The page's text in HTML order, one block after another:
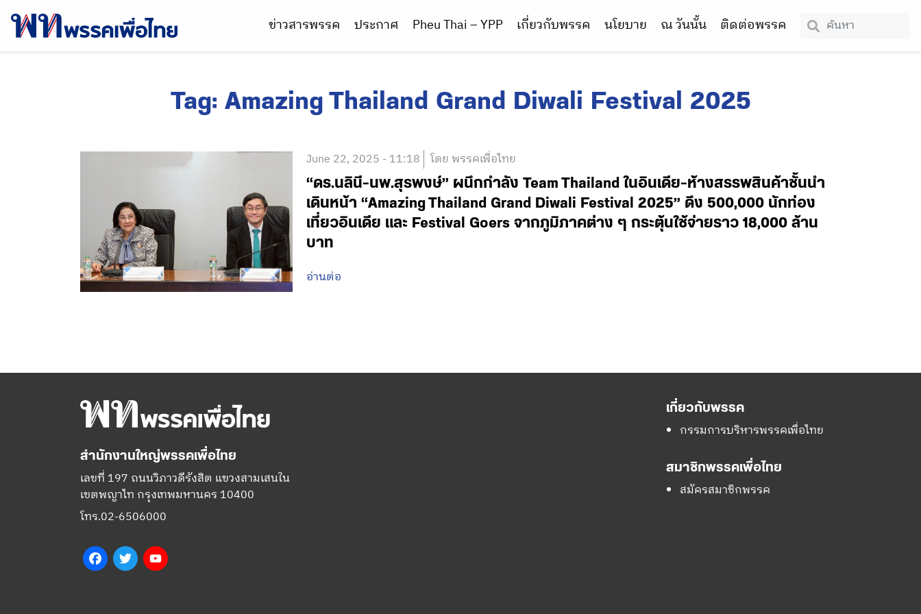
ข่าวสารพรรค ประกาศ Pheu Thai – YPP เกี่ยวกับพรรค นโยบาย ณ วันนั้น ติดต่อพรรค
Tag: Amazing Thailand Grand Diwali Festival 2025
June 22, 2025 - 11:18 โดย พรรคเพื่อไทย
“ดร.นลินี-นพ.สุรพงษ์” ผนึกกำลัง Team Thailand ในอินเดีย-ห้างสรรพสินค้าชั้นนำ
เดินหน้า “Amazing Thailand Grand Diwali Festival 2025” ดึง 500,000 นักท่อง
เที่ยวอินเดีย และ Festival Goers จากภูมิภาคต่าง ๆ กระตุ้นใช้จ่ายราว 18,000 ล้าน
บาท
อ่านต่อ
สำนักงานใหญ่พรรคเพื่อไทย
เลขที่ 197 ถนนวิภาวดีรังสิต แขวงสามเสนใน
เขตพญาไท กรุงเทพมหานคร 10400
โทร.02-6506000
FacebookTwitter
เกี่ยวกับพรรค
กรรมการบริหารพรรคเพื่อไทย
สมาชิกพรรคเพื่อไทย
สมัครสมาชิกพรรค